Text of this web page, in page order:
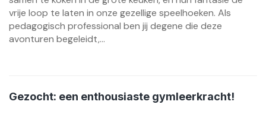
vrije loop te laten in onze gezellige speelhoeken. Als
pedagogisch professional ben jij degene die deze
avonturen begeleidt,...
Gezocht: een enthousiaste gymleerkracht!